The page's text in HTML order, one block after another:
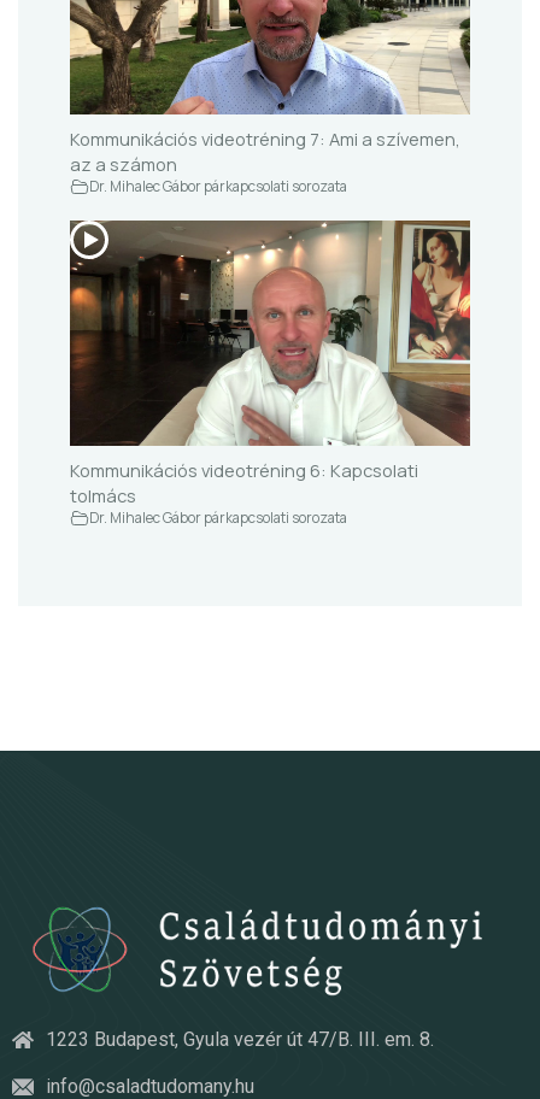
Kommunikációs videotréning 7: Ami a szívemen,
az a számon
Dr. Mihalec Gábor párkapcsolati sorozata
Kommunikációs videotréning 6: Kapcsolati
tolmács
Dr. Mihalec Gábor párkapcsolati sorozata
1223 Budapest, Gyula vezér út 47/B. III. em. 8.
info@csaladtudomany.hu